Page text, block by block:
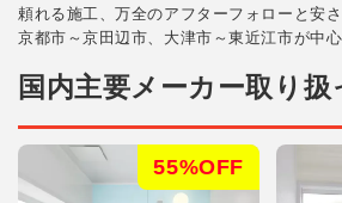
お客様の声
協力業者募集
無料お見積り
頼れる施工、万全のアフターフォローと安
京都市～京田辺市、大津市～東近江市が中心
国内主要メーカー取り
55%OFF